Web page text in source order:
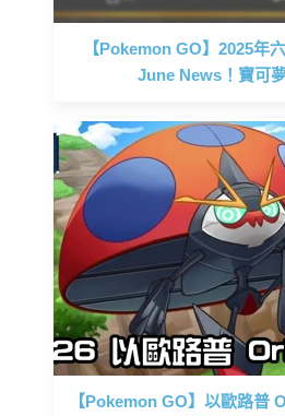
【Pokemon GO】2025年
June News！寶可
【Pokemon GO】以歐路普